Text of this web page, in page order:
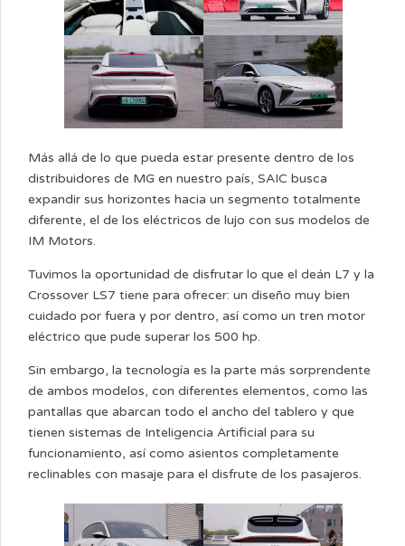
Más allá de lo que pueda estar presente dentro de los
distribuidores de MG en nuestro país, SAIC busca
expandir sus horizontes hacia un segmento totalmente
diferente, el de los eléctricos de lujo con sus modelos de
IM Motors.
Tuvimos la oportunidad de disfrutar lo que el deán L7 y la
Crossover LS7 tiene para ofrecer: un diseño muy bien
cuidado por fuera y por dentro, así como un tren motor
eléctrico que pude superar los 500 hp.
Sin embargo, la tecnología es la parte más sorprendente
de ambos modelos, con diferentes elementos, como las
pantallas que abarcan todo el ancho del tablero y que
tienen sistemas de Inteligencia Artificial para su
funcionamiento, así como asientos completamente
reclinables con masaje para el disfrute de los pasajeros.